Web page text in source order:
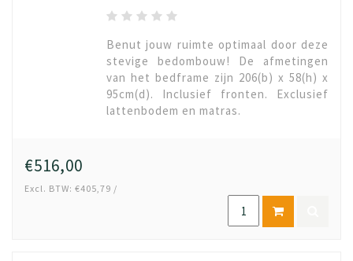
Benut jouw ruimte optimaal door deze
stevige bedombouw! De afmetingen
van het bedframe zijn 206(b) x 58(h) x
95cm(d). Inclusief fronten. Exclusief
lattenbodem en matras.
€516,00
Excl. BTW: €405,79 /